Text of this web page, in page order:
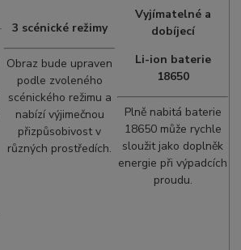
3 scénické režimy
Obraz bude upraven
podle zvoleného
scénického režimu a
nabízí výjimečnou
přizpůsobivost v
různých prostředích.
Vyjímatelné a
dobíjecí
Li-ion baterie
18650
Plně nabitá baterie
18650 může rychle
sloužit jako doplněk
energie při výpadcích
proudu.